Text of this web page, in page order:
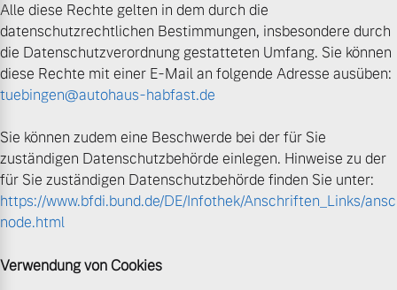
Alle diese Rechte gelten in dem durch die
datenschutzrechtlichen Bestimmungen, insbesondere durch
die Datenschutzverordnung gestatteten Umfang. Sie können
diese Rechte mit einer E-Mail an folgende Adresse ausüben:
tuebingen@autohaus-habfast.de
Sie können zudem eine Beschwerde bei der für Sie
zuständigen Datenschutzbehörde einlegen. Hinweise zu der
für Sie zuständigen Datenschutzbehörde finden Sie unter:
https://www.bfdi.bund.de/DE/Infothek/Anschriften_Links/
node.html
Verwendung von Cookies